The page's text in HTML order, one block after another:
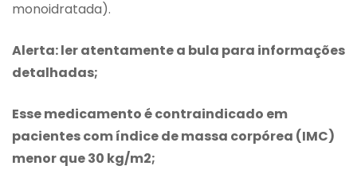
monoidratada).
Alerta: ler atentamente a bula para informações
detalhadas;
Esse medicamento é contraindicado em
pacientes com índice de massa corpórea (IMC)
menor que 30 kg/m2;